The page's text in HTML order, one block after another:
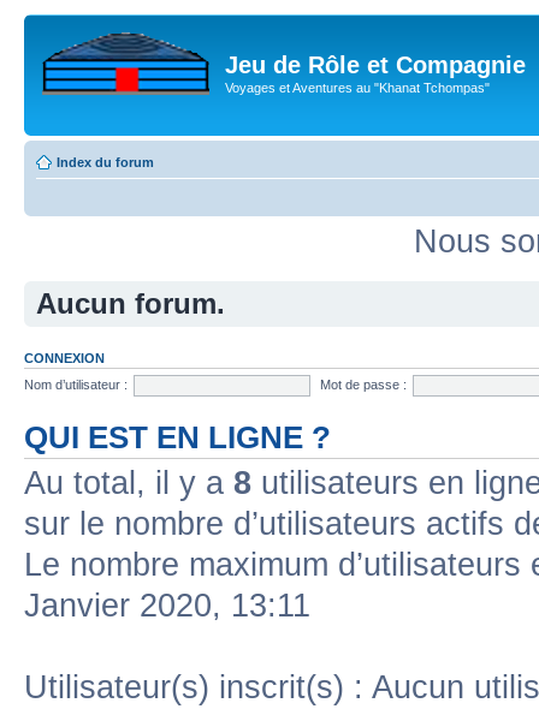
Jeu de Rôle et Compagnie
Voyages et Aventures au "Khanat Tchompas"
Index du forum
Nous
Aucun forum.
CONNEXION
Nom d’utilisateur :
Mot de passe :
QUI EST EN LIGNE ?
Au total, il y a 8 utilisateurs en
sur le nombre d’utilisateurs actifs
Le nombre maximum
Janvier 2020, 13:11
Utilisateur(s) inscrit(s) : Aucun